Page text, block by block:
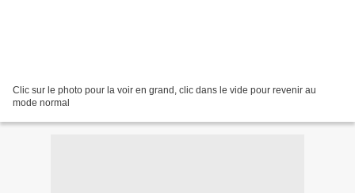
Clic sur le photo pour la voir en grand, clic dans le vide pour revenir au
mode normal